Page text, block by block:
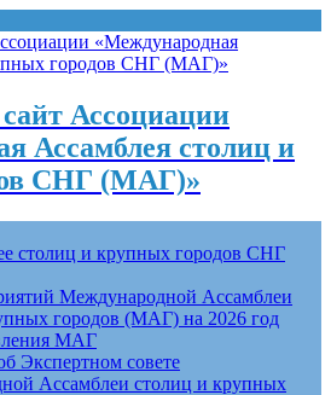
Ассоциации
Ассамблея столиц и
СНГ (МАГ)»
столиц и крупных городов СНГ
Международной Ассамблеи
городов (МАГ) на 2026 год
МАГ
Экспертном совете
Ассамблеи столиц и крупных